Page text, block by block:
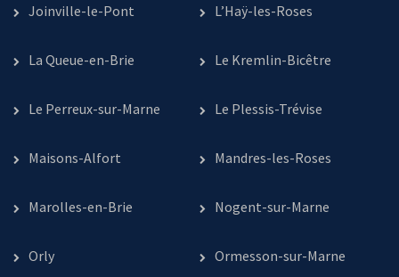
Joinville-le-Pont L’Haÿ-les-Roses
La Queue-en-Brie Le Kremlin-Bicêtre
Le Perreux-sur-Marne Le Plessis-Trévise
Maisons-Alfort Mandres-les-Roses
Marolles-en-Brie Nogent-sur-Marne
Orly Ormesson-sur-Marne